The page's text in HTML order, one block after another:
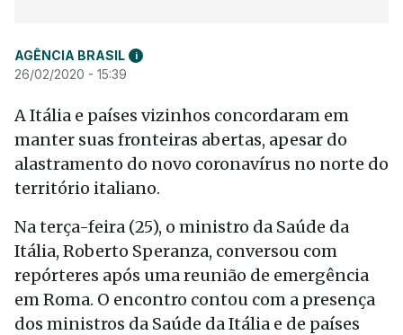
AGÊNCIA BRASIL i
26/02/2020 - 15:39
A Itália e países vizinhos concordaram em
manter suas fronteiras abertas, apesar do
alastramento do novo coronavírus no norte do
território italiano.
Na terça-feira (25), o ministro da Saúde da
Itália, Roberto Speranza, conversou com
repórteres após uma reunião de emergência
em Roma. O encontro contou com a presença
dos ministros da Saúde da Itália e de países